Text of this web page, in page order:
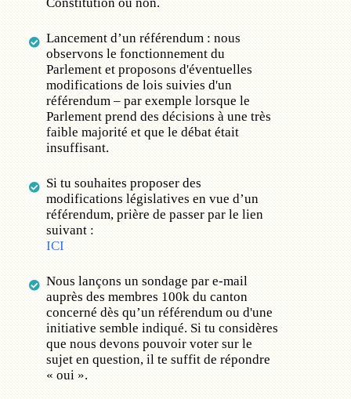
Lancement d’un référendum : nous
observons le fonctionnement du
Parlement et proposons d'éventuelles
modifications de lois suivies d'un
référendum – par exemple lorsque le
Parlement prend des décisions à une très
faible majorité et que le débat était
insuffisant.
Si tu souhaites proposer des
modifications législatives en vue d’un
référendum, prière de passer par le lien
suivant :
ICI
Nous lançons un sondage par e-mail
auprès des membres 100k du canton
concerné dès qu’un référendum ou d'une
initiative semble indiqué. Si tu considères
que nous devons pouvoir voter sur le
sujet en question, il te suffit de répondre
« oui ».